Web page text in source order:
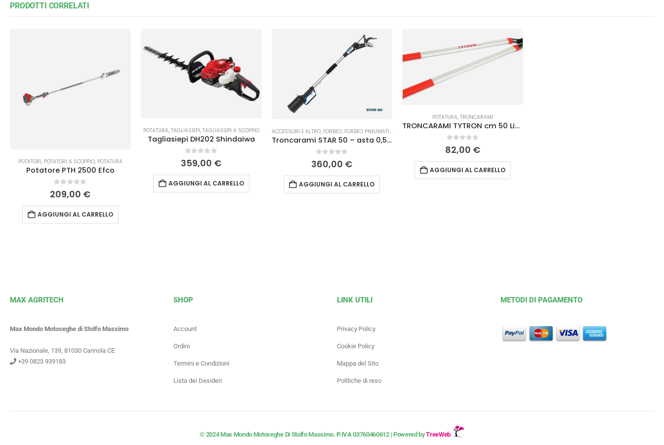
PRODOTTI CORRELATI
POTATORI, POTATORI A SCOPPIO, POTATURA
Potatore PTH 2500 Efco
0Su 5
209,00 €
AGGIUNGI AL CARRELLO
POTATURA, TAGLIASIEPI, TAGLIASIEPI A SCOPPIO
Tagliasiepi DH202 Shindaiwa
0Su 5
359,00 €
AGGIUNGI AL CARRELLO
ACCESSORI E ALTRO, FORBICI, FORBICI PNEUMATICHE
Troncarami STAR 50 – asta 0,50 m Campagnola
0Su 5
360,00 €
AGGIUNGI AL CARRELLO
POTATURA,TRONCARAMI
TRONCARAMI TYTRON cm 50 Lisam
0 Su 5
82,00 €
AGGIUNGI AL CARRELLO
MAX AGRITECH
Max Mondo Motoseghe di Stolfo Massimo
Via Nazionale, 139, 81030 Carinola CE
+39 0823 939183
SHOP
Account
Ordini
Termini e Condizioni
Lista dei Desideri
LINK UTILI
Privacy Policy
Cookie Policy
Mappa del Sito
Politiche di reso
METODI DI PAGAMENTO
© 2024 Max Mondo Motoseghe Di Stolfo Massimo.P.IVA 03760460612 | Powered byTreeWeb